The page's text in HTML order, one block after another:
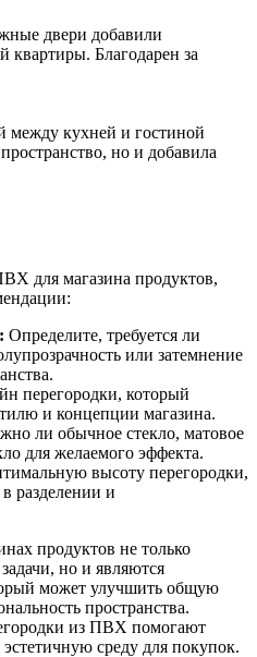
двери добавили
квартиры. Благодарен за
между кухней и гостиной
но и добавила
для магазина продуктов,
Определите, требуется ли
или затемнение
перегородки, который
и концепции магазина.
ли обычное стекло, матовое
для желаемого эффекта.
высоту перегородки,
разделении и
продуктов не только
но и являются
может улучшить общую
пространства.
из ПВХ помогают
среду для покупок.